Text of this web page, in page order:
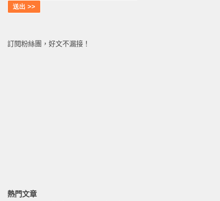
訂閱粉絲團，好文不漏接！
熱門文章